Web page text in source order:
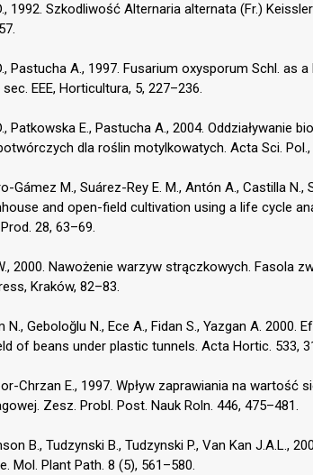
1992. Szkodliwość Alternaria alternata (Fr.)
Pastucha A., 1997. Fusarium oxysporum Schl. as
sec. EEE, Horticultura, 5, 227–236.
Patkowska E., Pastucha A., 2004.
dla roślin motylkowatych. Acta Sci.
Gámez M., Suárez-Rey E. M., Antón A., Castilla
and open-field cultivation using a life cycle
28, 63–69.
2000. Nawożenie warzyw strączkowych. Fasola
Kraków, 82–83.
N., Geboloğlu N., Ece A., Fidan S., Yazgan A.
of beans under plastic tunnels. Acta Hortic. 533,
Chrzan E., 1997. Wpływ zaprawiania na
Zesz. Probl. Post. Nauk Roln. 446, 475–481.
B., Tudzynski B., Tudzynski P., Van Kan J.A.L.,
Mol. Plant Path. 8 (5), 561–580.